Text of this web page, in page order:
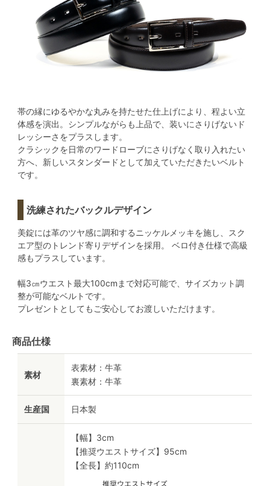
帯の縁にゆるやかな丸みを持たせた仕上げにより、程よい立
体感を演出。シンプルながらも上品で、装いにさりげないド
レッシーさをプラスします。
クラシックを日常のワードローブにさりげなく取り入れたい
方へ、新しいスタンダードとして加えていただきたいベルト
です。
洗練されたバックルデザイン
美錠には革のツヤ感に調和するニッケルメッキを施し、スク
エア型のトレンド寄りデザインを採用。 ベロ付き仕様で高級
感もプラスしています。
幅3㎝ウエスト最大100cmまで対応可能で、サイズカット調
整が可能なベルトです。
プレゼントとしてもご安心してお渡しいただけます。
商品仕様
素材
表素材：牛革
裏素材：牛革
生産国 日本製
【幅】3cm
【推奨ウエストサイズ】95cm
【全長】約110cm